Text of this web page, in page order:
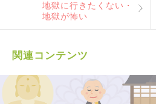
地獄に行きたくない・
地獄が怖い
関連コンテンツ